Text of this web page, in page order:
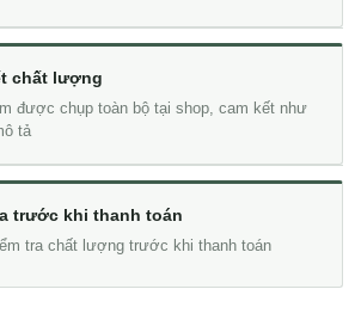
chất lượng
được chụp toàn bộ tại shop, cam kết như
tả
trước khi thanh toán
tra chất lượng trước khi thanh toán